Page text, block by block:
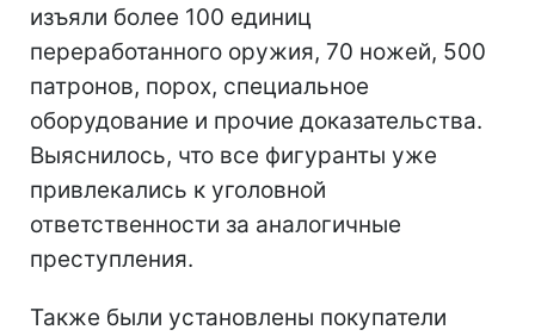
изъяли более 100 единиц
переработанного оружия, 70 ножей, 500
патронов, порох, специальное
оборудование и прочие доказательства.
Выяснилось, что все фигуранты уже
привлекались к уголовной
ответственности за аналогичные
преступления.
Также были установлены покупатели